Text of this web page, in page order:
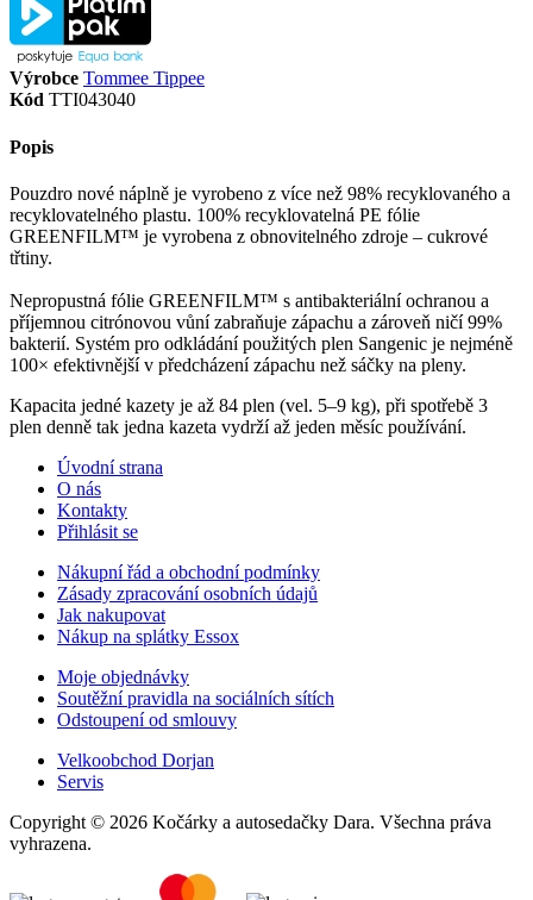
Výrobce Tommee Tippee
Kód TTI043040
Popis
Pouzdro nové náplně je vyrobeno z více než 98% recyklovaného a
recyklovatelného plastu. 100% recyklovatelná PE fólie
GREENFIL­M™ je vyrobena z obnovitelného zdroje – cukrové
třtiny.
Nepropustná fó­lie GREEN­FILM™ s antibak­teriální ochranou a
příjemnou citró­novou vůní zabraňuje zápachu a záro­veň ničí 99%
bakterií. Systém pro odkládání použitých plen Sangenic je nejméně
100× efektivnější v předcházení zápachu než sáčky na pleny.
Kapacita jedné kazety je až 84 plen (vel. 5–9 kg), při spotřebě 3
plen denně tak jedna kazeta vydrží až jeden měsíc používání.
Úvodní strana
O nás
Kontakty
Přihlásit se
Nákupní řád a obchodní podmínky
Zásady zpracování osobních údajů
Jak nakupovat
Nákup na splátky Essox
Moje objednávky
Soutěžní pravidla na sociálních sítích
Odstoupení od smlouvy
Velkoobchod Dorjan
Servis
Copyright © 2026 Kočárky a autosedačky Dara. Všechna práva
vyhrazena.